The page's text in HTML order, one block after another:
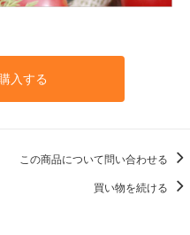
入する
この商品について問い合わせる
買い物を続ける